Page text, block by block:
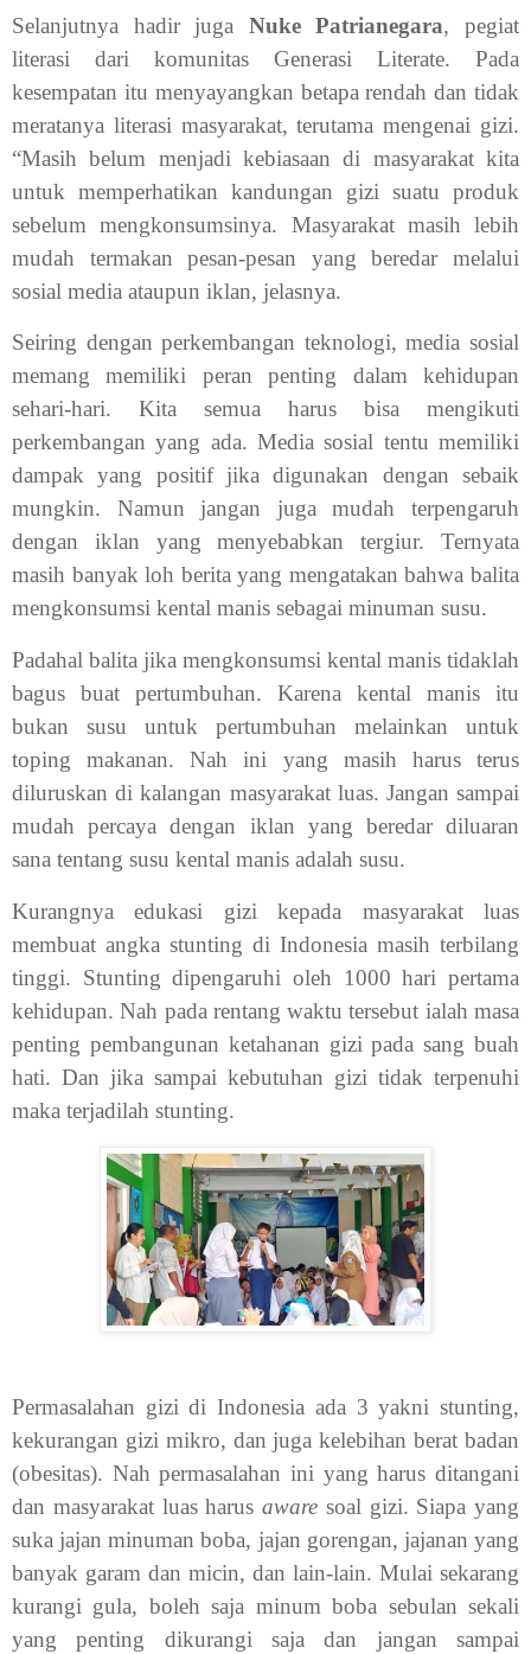
Selanjutnya hadir juga Nuke Patrianegara, pegiat
literasi dari komunitas Generasi Literate. Pada
kesempatan itu menyayangkan betapa rendah dan tidak
meratanya literasi masyarakat, terutama mengenai gizi.
“Masih belum menjadi kebiasaan di masyarakat kita
untuk memperhatikan kandungan gizi suatu produk
sebelum mengkonsumsinya. Masyarakat masih lebih
mudah termakan pesan-pesan yang beredar melalui
sosial media ataupun iklan, jelasnya.
Seiring dengan perkembangan teknologi, media sosial
memang memiliki peran penting dalam kehidupan
sehari-hari. Kita semua harus bisa mengikuti
perkembangan yang ada. Media sosial tentu memiliki
dampak yang positif jika digunakan dengan sebaik
mungkin. Namun jangan juga mudah terpengaruh
dengan iklan yang menyebabkan tergiur. Ternyata
masih banyak loh berita yang mengatakan bahwa balita
mengkonsumsi kental manis sebagai minuman susu.
Padahal balita jika mengkonsumsi kental manis tidaklah
bagus buat pertumbuhan. Karena kental manis itu
bukan susu untuk pertumbuhan melainkan untuk
toping makanan. Nah ini yang masih harus terus
diluruskan di kalangan masyarakat luas. Jangan sampai
mudah percaya dengan iklan yang beredar diluaran
sana tentang susu kental manis adalah susu.
Kurangnya edukasi gizi kepada masyarakat luas
membuat angka stunting di Indonesia masih terbilang
tinggi. Stunting dipengaruhi oleh 1000 hari pertama
kehidupan. Nah pada rentang waktu tersebut ialah masa
penting pembangunan ketahanan gizi pada sang buah
hati. Dan jika sampai kebutuhan gizi tidak terpenuhi
maka terjadilah stunting.
Permasalahan gizi di Indonesia ada 3 yakni stunting,
kekurangan gizi mikro, dan juga kelebihan berat badan
(obesitas). Nah permasalahan ini yang harus ditangani
dan masyarakat luas harus aware soal gizi. Siapa yang
suka jajan minuman boba, jajan gorengan, jajanan yang
banyak garam dan micin, dan lain-lain. Mulai sekarang
kurangi gula, boleh saja minum boba sebulan sekali
yang penting dikurangi saja dan jangan sampai